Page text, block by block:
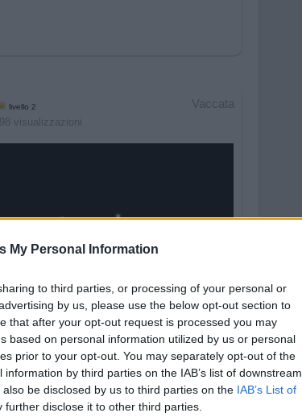
My Personal Information
to third parties, or processing of your personal or
by us, please use the below opt-out section to
that after your opt-out request is processed you may
based on personal information utilized by us or personal
prior to your opt-out. You may separately opt-out of the
by third parties on the IAB’s list of downstream
be disclosed by us to third parties on the IAB’s List of
further disclose it to other third parties.
Vaccata
livello 2
visualizzazioni